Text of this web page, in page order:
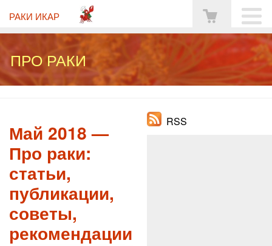
РАКИ ИКАР
ПРО РАКИ
Май 2018 —
Про раки:
статьи,
публикации,
советы,
рекомендации
RSS